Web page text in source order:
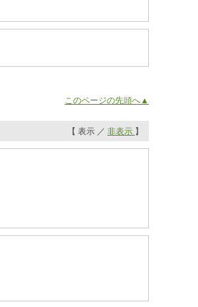
このページの先頭へ▲
【 表示 ／ 非表示 】